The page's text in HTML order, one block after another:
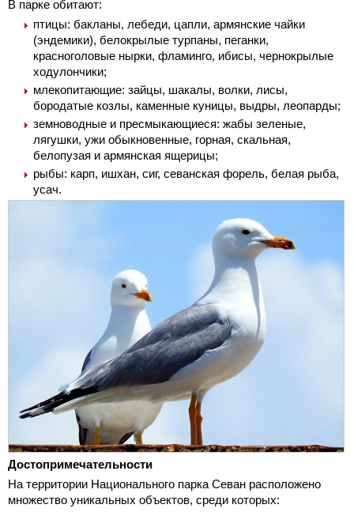
В парке обитают:
птицы: бакланы, лебеди, цапли, армянские чайки
(эндемики), белокрылые турпаны, пеганки,
красноголовые нырки, фламинго, ибисы, чернокрылые
ходулончики;
млекопитающие: зайцы, шакалы, волки, лисы,
бородатые козлы, каменные куницы, выдры, леопарды;
земноводные и пресмыкающиеся: жабы зеленые,
лягушки, ужи обыкновенные, горная, скальная,
белопузая и армянская ящерицы;
рыбы: карп, ишхан, сиг, севанская форель, белая рыба,
усач.
Достопримечательности
На территории Национального парка Севан расположено
множество уникальных объектов, среди которых: